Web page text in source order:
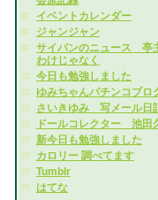
イベントカレンダー
ジャンジャン
サイパンのニュース 亭
わけじゃなく
今日も勉強しました
ゆみちゃんパチンコブロ
さいきゆみ 写メール日
ドールコレクター 池田
新今日も勉強しました
カロリー 調べてます
Tumblr
はてな